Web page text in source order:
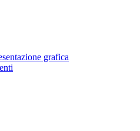
grafica